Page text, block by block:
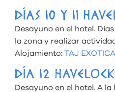
DÍAS 10 Y 11
Desayuno en el hotel.
la zona y realizar
Alojamiento: TAJ
DÍA 12
Desayuno en el hotel. A